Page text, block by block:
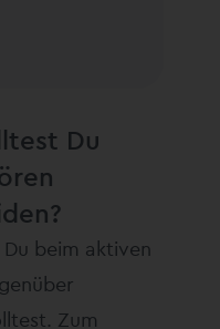
Du
beim aktiven
Zum